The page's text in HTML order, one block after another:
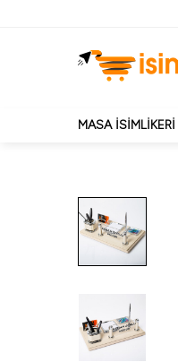
MASA İSIMLIKERI